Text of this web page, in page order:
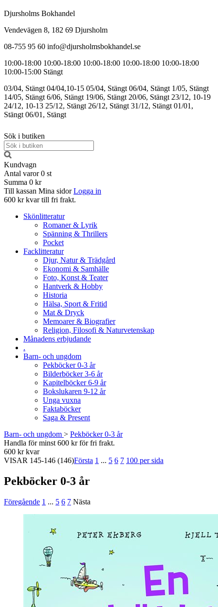
Djursholms Bokhandel
Vendevägen 8, 182 69 Djursholm
08-755 95 60 info@djursholmsbokhandel.se
10:00-18:00 10:00-18:00 10:00-18:00 10:00-18:00 10:00-18:00
10:00-15:00 Stängt
03/04, Stängt 04/04,10-15 05/04, Stängt 06/04, Stängt 1/05, Stängt
14/05, Stängt 6/06, Stängt 19/06, Stängt 20/06, Stängt 23/12, 10-19
24/12, 10-13 25/12, Stängt 26/12, Stängt 31/12, Stängt 01/01,
Stängt 06/01, Stängt
Sök i butiken
Kundvagn
Antal varor 0 st
Summa 0 kr
Till kassan Mina sidor Logga in
600 kr kvar till fri frakt.
Skönlitteratur
Romaner & Lyrik
Spänning & Thrillers
Pocket
Facklitteratur
Djur, Natur & Trädgård
Ekonomi & Samhälle
Foto, Konst & Teater
Hantverk & Hobby
Historia
Hälsa, Sport & Fritid
Mat & Dryck
Memoarer & Biografier
Religion, Filosofi & Naturvetenskap
Månadens erbjudande
.
Barn- och ungdom
Pekböcker 0-3 år
Bilderböcker 3-6 år
Kapitelböcker 6-9 år
Bokslukaren 9-12 år
Unga vuxna
Faktaböcker
Saga & Present
Barn- och ungdom > Pekböcker 0-3 år
Handla för minst 600 kr för fri frakt.
600 kr kvar
VISAR 145-146 (146)Första 1 ... 5 6 7 100 per sida
Pekböcker 0-3 år
Föregående 1 ... 5 6 7 Nästa